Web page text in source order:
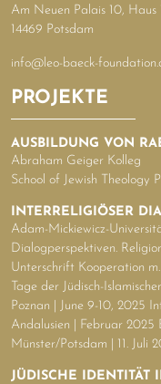
Am Neuen Palais 10, Haus
14469 Potsdam
info@leo-baeck-
PROJEKTE
AUSBILDUNG VON
Abraham Geiger Kolleg
School of Jewish Theology
INTERRELIGIÖSER
Adam-Mickiewicz-
Dialogperspektiven.
Unterschrift Kooperation
Tage der Jüdisch-
Poznan | June 9-10, 2025
Andalusien | Februar 2025
Münster/Potsdam | 11. Juli
JÜDISCHE IDENTITÄT